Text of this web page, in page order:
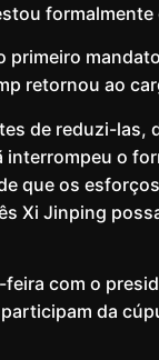
primeiro
retornou ao
de reduzi-las,
o
que os
Xi Jinping
com o
da